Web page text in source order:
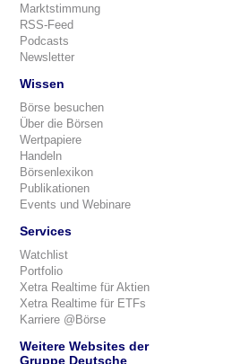
Marktstimmung
RSS-Feed
Podcasts
Newsletter
Wissen
Börse besuchen
Über die Börsen
Wertpapiere
Handeln
Börsenlexikon
Publikationen
Events und Webinare
Services
Watchlist
Portfolio
Xetra Realtime für Aktien
Xetra Realtime für ETFs
Karriere @Börse
Weitere Websites der
Gruppe Deutsche